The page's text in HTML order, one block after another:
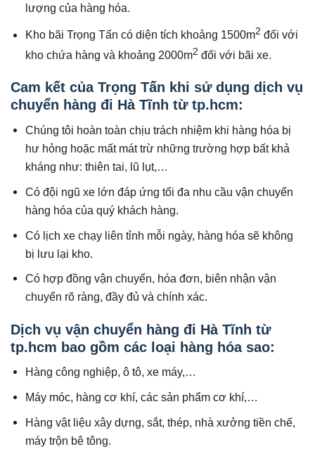
lượng của hàng hóa.
Kho bãi Trọng Tấn có diện tích khoảng 1500m2 đối với
kho chứa hàng và khoảng 2000m2 đối với bãi xe.
Cam kết của Trọng Tấn khi sử dụng dịch vụ
chuyển hàng đi Hà Tĩnh từ tp.hcm:
Chúng tôi hoàn toàn chịu trách nhiệm khi hàng hóa bị
hư hỏng hoặc mất mát trừ những trường hợp bất khả
kháng như: thiên tai, lũ lụt,…
Có đội ngũ xe lớn đáp ứng tối đa nhu cầu vận chuyển
hàng hóa của quý khách hàng.
Có lịch xe chạy liên tỉnh mỗi ngày, hàng hóa sẽ không
bị lưu lại kho.
Có hợp đồng vận chuyển, hóa đơn, biên nhận vận
chuyển rõ ràng, đầy đủ và chính xác.
Dịch vụ vận chuyển hàng đi Hà Tĩnh từ
tp.hcm bao gồm các loại hàng hóa sao:
Hàng công nghiệp, ô tô, xe máy,…
Máy móc, hàng cơ khí, các sản phẩm cơ khí,…
Hàng vật liệu xây dựng, sắt, thép, nhà xưởng tiền chế,
máy trộn bê tông.